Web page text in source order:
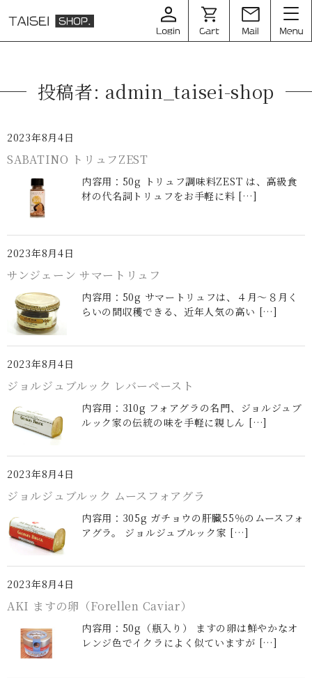
投稿者: admin_taisei-shop
2023年8月4日
SABATINO トリュフZEST
内容用：50g トリュフ調味料ZEST は、高級食
材の代名詞トリュフをお手軽に料 […]
2023年8月4日
サンジェーン サマートリュフ
内容用：50g サマートリュフは、４月〜８月く
らいの間収穫できる、近年人気の高い […]
2023年8月4日
ジョルジュブルック レバーペースト
内容用：310g フォアグラの名門、ジョルジュブ
ルック家の伝統の味を手軽に親しん […]
2023年8月4日
ジョルジュブルック ムースフォアグラ
内容用：305g ガチョウの肝臓55％のムースフォ
アグラ。 ジョルジュブルック家 […]
2023年8月4日
AKI ますの卵（Forellen Caviar）
内容用：50g（瓶入り） ますの卵は鮮やかなオ
レンジ色でイクラによく似ていますが […]